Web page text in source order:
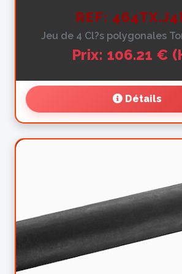
REF:
Jeu de 4 Cl?s polygonales
Prix: 106.21 €
Détails